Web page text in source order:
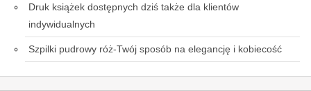
Druk książek dostępnych dziś także dla klientów
indywidualnych
Szpilki pudrowy róż-Twój sposób na elegancję i kobiecość